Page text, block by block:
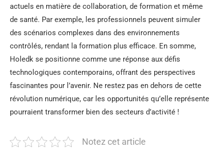
actuels en matière de collaboration, de formation et même
de santé. Par exemple, les professionnels peuvent simuler
des scénarios complexes dans des environnements
contrôlés, rendant la formation plus efficace. En somme,
Holedk se positionne comme une réponse aux défis
technologiques contemporains, offrant des perspectives
fascinantes pour l’avenir. Ne restez pas en dehors de cette
révolution numérique, car les opportunités qu’elle représente
pourraient transformer bien des secteurs d’activité !
Notez cet article